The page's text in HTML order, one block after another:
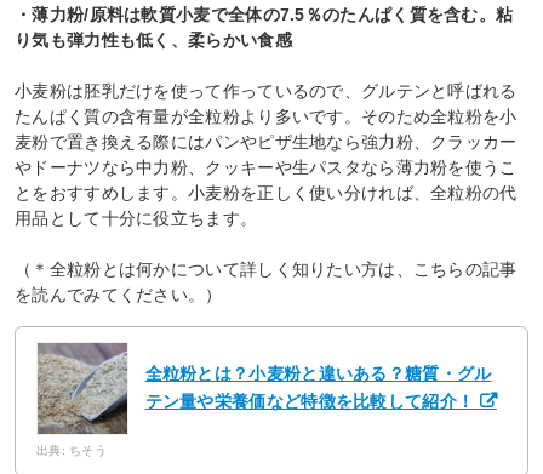
・薄力粉/原料は軟質小麦で全体の7.5％のたんぱく質を含む。粘
り気も弾力性も低く、柔らかい食感
小麦粉は胚乳だけを使って作っているので、グルテンと呼ばれる
たんぱく質の含有量が全粒粉より多いです。そのため全粒粉を小
麦粉で置き換える際にはパンやピザ生地なら強力粉、クラッカー
やドーナツなら中力粉、クッキーや生パスタなら薄力粉を使うこ
とをおすすめします。小麦粉を正しく使い分ければ、全粒粉の代
用品として十分に役立ちます。
（＊全粒粉とは何かについて詳しく知りたい方は、こちらの記事
を読んでみてください。）
全粒粉とは？小麦粉と違いある？糖質・グル
テン量や栄養価など特徴を比較して紹介！
出典: ちそう